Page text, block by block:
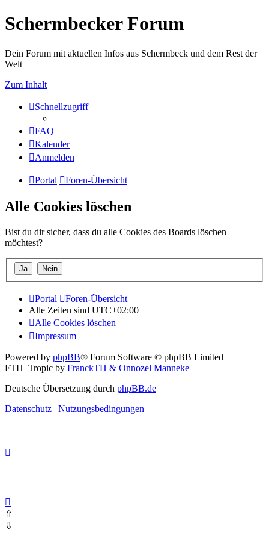
Schermbecker Forum
Dein Forum mit aktuellen Infos aus Schermbeck und dem Rest der
Welt
Zum Inhalt
Schnellzugriff
FAQ
Kalender
Anmelden
Portal Foren-Übersicht
Alle Cookies löschen
Bist du dir sicher, dass du alle Cookies des Boards löschen
möchtest?
Portal
Foren-Übersicht
Alle Zeiten sind UTC+02:00
Alle Cookies löschen
Impressum
Powered by phpBB® Forum Software © phpBB Limited
FTH_Tropic by FranckTH & Onnozel Manneke
Deutsche Übersetzung durch phpBB.de
Datenschutz | Nutzungsbedingungen
⇧
⇩